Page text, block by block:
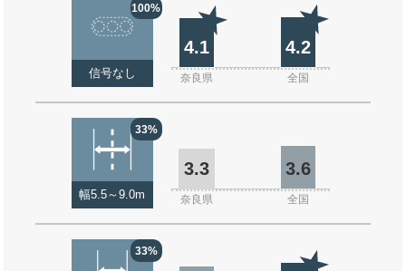
100%
信号なし
4.1 4.2
奈良県 全国
33%
幅5.5～9.0m
3.3 3.6
奈良県 全国
33%